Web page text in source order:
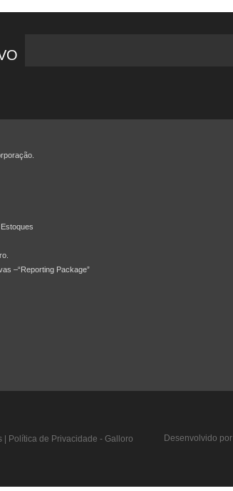
–“Reporting Package”
Política de Privacidade - Galloro Desenvolvido por